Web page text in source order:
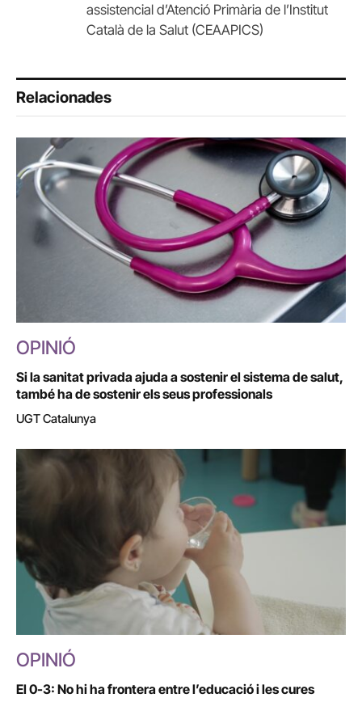
assistencial d’Atenció Primària de l’Institut
Català de la Salut (CEAAPICS)
Relacionades
OPINIÓ
Si la sanitat privada ajuda a sostenir el sistema de salut,
també ha de sostenir els seus professionals
UGT Catalunya
OPINIÓ
El 0-3: No hi ha frontera entre l’educació i les cures